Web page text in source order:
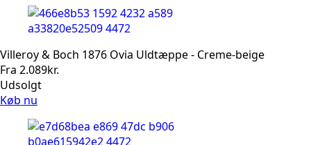
Villeroy & Boch 1876 Ovia Uldtæppe - Creme-beige
Fra 2.089kr.
Udsolgt
Køb nu